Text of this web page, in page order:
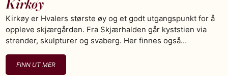
Kirkøy
Kirkøy er Hvalers største øy og et godt utgangspunkt for å
oppleve skjærgården. Fra Skjærhalden går kyststien via
strender, skulpturer og svaberg. Her finnes også…
FINN UT MER